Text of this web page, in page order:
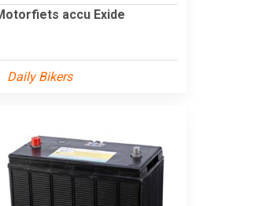
accu Exide
Daily Bikers